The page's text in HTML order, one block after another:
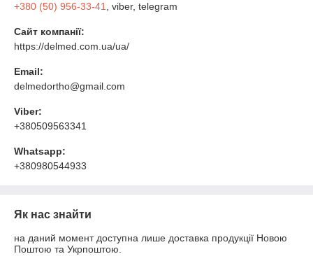
+380 (50) 956-33-41
, viber, telegram
Сайт компанії:
https://delmed.com.ua/ua/
Email:
delmedortho@gmail.com
Viber:
+380509563341
Whatsapp:
+380980544933
Як нас знайти
на даний момент доступна лише доставка продукції Новою
Поштою та Укрпоштою.